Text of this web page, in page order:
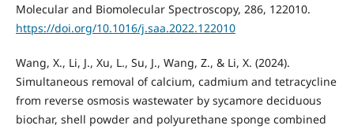
Molecular and Biomolecular Spectroscopy, 286, 122010.
https://doi.org/10.1016/j.saa.2022.122010
Wang, X., Li, J., Xu, L., Su, J., Wang, Z., & Li, X. (2024).
Simultaneous removal of calcium, cadmium and tetracycline
from reverse osmosis wastewater by sycamore deciduous
biochar, shell powder and polyurethane sponge combined